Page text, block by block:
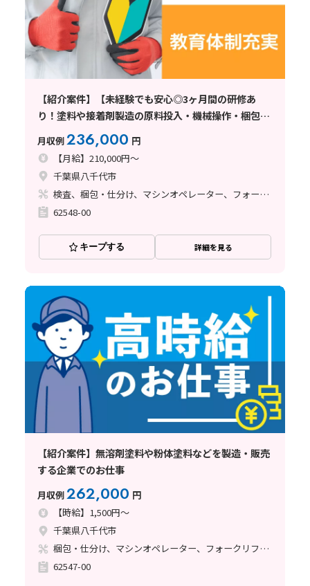
【紹介案件】【未経験でも安心◎3ヶ月間の研修あ
り！塗料や接着剤製造の原料投入・機械操作・梱包】
月給21万円/3交替/千葉県八千代市/土日休み/寮完備/
フォークリフトの資格取得支援制度
月収例236,000 円
【月給】210,000円～
千葉県八千代市
検査、梱包・仕分け、マシンオペレーター、フォークリフト、塗装
62548-00
キープする 詳細を見る
【紹介案件】無溶剤塗料や粉体塗料などを製造・販売
する企業でのお仕事
月収例262,000 円
【時給】1,500円～
千葉県八千代市
梱包・仕分け、マシンオペレーター、フォークリフト、塗装
62547-00